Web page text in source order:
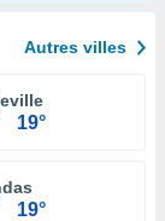
Autres villes
19°
19°